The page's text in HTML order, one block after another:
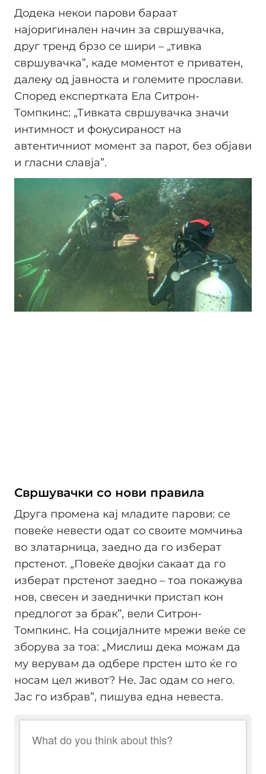
Додека некои парови бараат
најоригинален начин за свршувачка,
друг тренд брзо се шири – „тивка
свршувачка”, каде моментот е приватен,
далеку од јавноста и големите прослави.
Според експертката Ела Ситрон-
Томпкинс: „Тивката свршувачка значи
интимност и фокусираност на
автентичниот момент за парот, без објави
и гласни славја”.
Свршувачки со нови правила
Друга промена кај младите парови: се
повеќе невести одат со своите момчиња
во златарница, заедно да го изберат
прстенот. „Повеќе двојки сакаат да го
изберат прстенот заедно – тоа покажува
нов, свесен и заеднички пристап кон
предлогот за брак”, вели Ситрон-
Томпкинс. На социјалните мрежи веќе се
зборува за тоа: „Мислиш дека можам да
му верувам да одбере прстен што ќе го
носам цел живот? Не. Јас одам со него.
Јас го избрав”, пишува една невеста.